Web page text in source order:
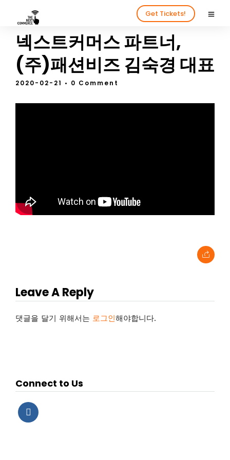
Get Tickets!
넥스트커머스 파트너,
(주)패션비즈 김숙경 대표
2020-02-21 • 0 Comment
Leave A Reply
댓글을 달기 위해서는 로그인해야합니다.
Connect to Us